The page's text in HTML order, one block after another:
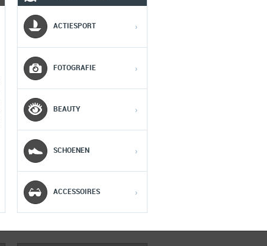
MOBIEL
ACTIESPORT ›
FOTOGRAFIE ›
BEAUTY ›
SCHOENEN ›
ACCESSOIRES ›